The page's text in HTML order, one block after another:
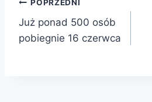
Nawigacja
wpisu
POPRZEDNI
Już ponad 500 osób
pobiegnie 16 czerwca